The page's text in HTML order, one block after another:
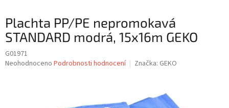
Plachta PP/PE nepromokavá
STANDARD modrá, 15x16m GEKO
G01971
Průměrné
Neohodnoceno Podrobnosti hodnocení Značka: GEKO